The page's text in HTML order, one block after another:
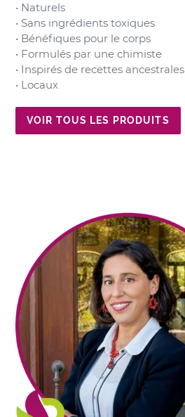
• Naturels
• Sans ingrédients toxiques
• Bénéfiques pour le corps
• Formulés par une chimiste
• Inspirés de recettes ancestrales
• Locaux
VOIR TOUS LES PRODUITS